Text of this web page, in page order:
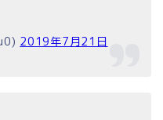
2019年7月21日